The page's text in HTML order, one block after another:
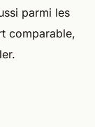
parmi les
comparable,